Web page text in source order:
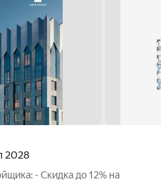
2028
- Скидка до 12% на